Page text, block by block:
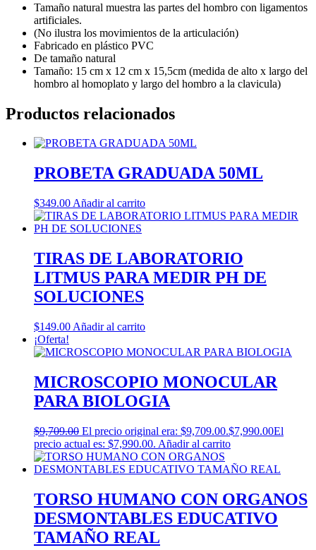
Tamaño natural muestra las partes del hombro con ligamentos
artificiales.
(No ilustra los movimientos de la articulación)
Fabricado en plástico PVC
De tamaño natural
Tamaño: 15 cm x 12 cm x 15,5cm (medida de alto x largo del
hombro al homoplato y largo del hombro a la clavicula)
Productos relacionados
PROBETA GRADUADA 50ML
$349.00 Añadir al carrito
TIRAS DE LABORATORIO
LITMUS PARA MEDIR PH DE
SOLUCIONES
$149.00 Añadir al carrito
¡Oferta!
MICROSCOPIO MONOCULAR
PARA BIOLOGIA
$9,709.00 El precio original era: $9,709.00.$7,990.00El
precio actual es: $7,990.00. Añadir al carrito
TORSO HUMANO CON ORGANOS
DESMONTABLES EDUCATIVO
TAMAÑO REAL